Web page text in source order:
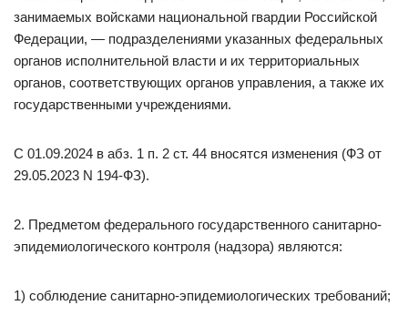
занимаемых войсками национальной гвардии Российской
Федерации, — подразделениями указанных федеральных
органов исполнительной власти и их территориальных
органов, соответствующих органов управления, а также их
государственными учреждениями.
С 01.09.2024 в абз. 1 п. 2 ст. 44 вносятся изменения (ФЗ от
29.05.2023 N 194-ФЗ).
2. Предметом федерального государственного санитарно-
эпидемиологического контроля (надзора) являются:
1) соблюдение санитарно-эпидемиологических требований;